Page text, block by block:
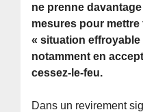
ne prenne
mesures pour mettre
« situation effroyable
notamment en
cessez-le-feu.
Dans un revirement